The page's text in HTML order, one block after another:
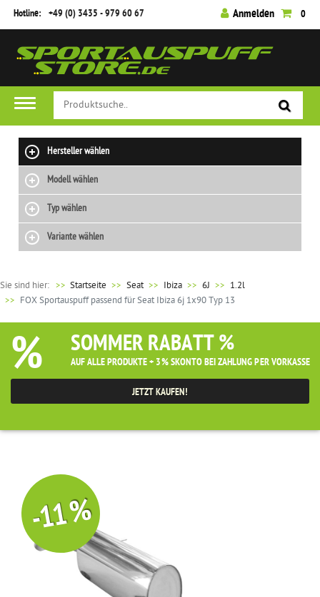
Hotline: +49 (0) 3435 - 979 60 67 Anmelden 0
Hersteller wählen
Modell wählen
Typ wählen
Variante wählen
Sie sind hier: >> Startseite Seat Ibiza 6J
1.2l
FOX Sportauspuff passend für Seat Ibiza 6j 1x90 Typ 13
% SOMMER RABATT %
AUF ALLE PRODUKTE + 3% SKONTO BEI ZAHLUNG PER VORKASSE
JETZT KAUFEN!
-11 %